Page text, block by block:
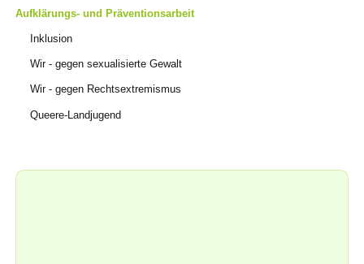
Aufklärungs- und Präventionsarbeit
Inklusion
Wir - gegen sexualisierte Gewalt
Wir - gegen Rechtsextremismus
Queere-Landjugend